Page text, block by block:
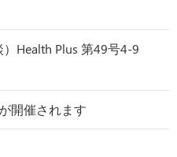
Health Plus 第49号4-9
開催されます